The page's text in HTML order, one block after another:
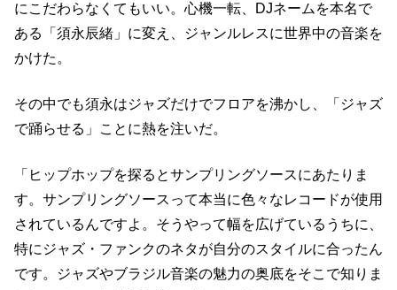
にこだわらなくてもいい。心機一転、DJネームを本名で
ある「須永辰緒」に変え、ジャンルレスに世界中の音楽を
かけた。
その中でも須永はジャズだけでフロアを沸かし、「ジャズ
で踊らせる」ことに熱を注いだ。
「ヒップホップを探るとサンプリングソースにあたりま
す。サンプリングソースって本当に色々なレコードが使用
されているんですよ。そうやって幅を広げているうちに、
特にジャズ・ファンクのネタが自分のスタイルに合ったん
です。ジャズやブラジル音楽の魅力の奥底をそこで知りま